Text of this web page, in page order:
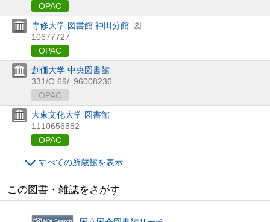
OPAC
専修大学 図書館 神田分館 図
10677727
OPAC
創価大学 中央図書館
331/O 69/ 96008236
OPAC
大東文化大学 図書館
1110656882
OPAC
すべての所蔵館を表示
この図書・雑誌をさがす